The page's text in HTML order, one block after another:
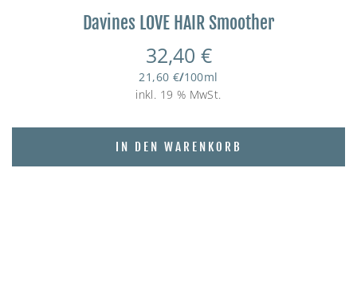
Davines LOVE HAIR Smoother
32,40 €
21,60 €/100ml
inkl. 19 % MwSt.
IN DEN WARENKORB